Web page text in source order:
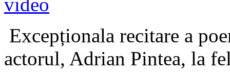
Excepționala recitare a
actorul, Adrian Pintea, la